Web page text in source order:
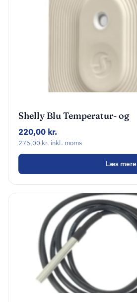
Shelly Blu Temperatur- og
Fugtighedssensor Beige
220,00 kr.
275,00 kr. inkl. moms
Læs mere